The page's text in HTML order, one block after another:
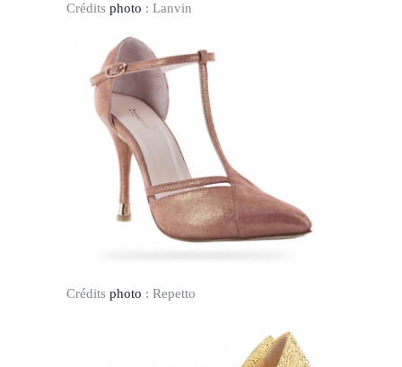
Crédits photo : Lanvin
Crédits photo : Repetto